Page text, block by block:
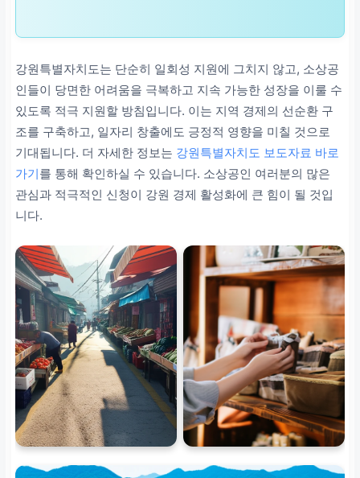
강원특별자치도는 단순히 일회성 지원에 그치지 않고, 소상공
인들이 당면한 어려움을 극복하고 지속 가능한 성장을 이룰 수
있도록 적극 지원할 방침입니다. 이는 지역 경제의 선순환 구
조를 구축하고, 일자리 창출에도 긍정적 영향을 미칠 것으로
기대됩니다. 더 자세한 정보는 강원특별자치도 보도자료 바로
가기를 통해 확인하실 수 있습니다. 소상공인 여러분의 많은
관심과 적극적인 신청이 강원 경제 활성화에 큰 힘이 될 것입
니다.